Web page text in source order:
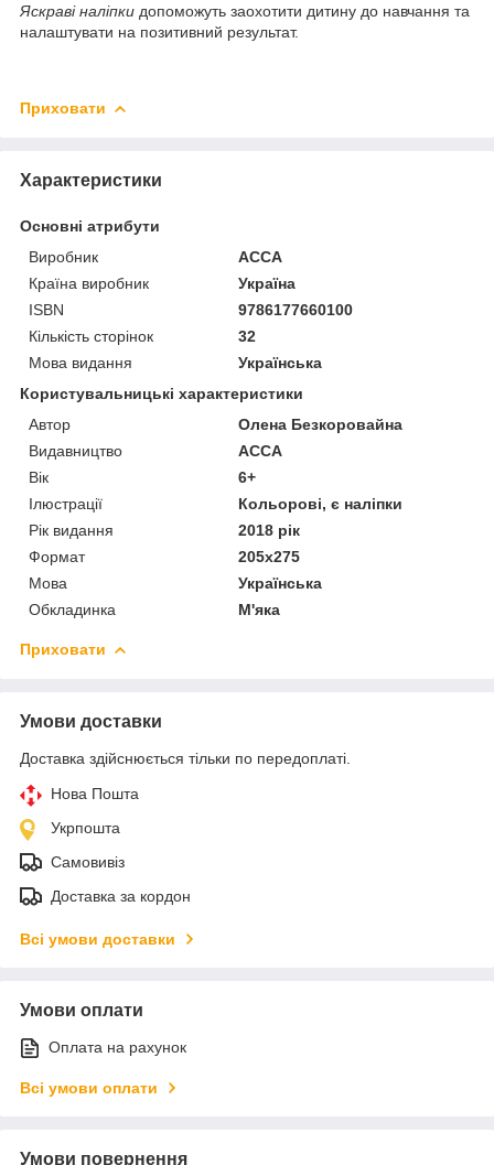
Яскраві наліпки допоможуть заохотити дитину до навчання та
налаштувати на позитивний результат.
Приховати
Характеристики
Основні атрибути
Виробник
АССА
Країна виробник
Україна
ISBN
9786177660100
Кількість сторінок
32
Мова видання
Українська
Користувальницькі характеристики
Автор
Олена Безкоровайна
Видавництво
АССА
Вік
6+
Ілюстрації
Кольорові, є наліпки
Рік видання
2018 рік
Формат
205х275
Мова
Українська
Обкладинка
М'яка
Приховати
Умови доставки
Доставка здійснюється тільки по передоплаті.
Нова Пошта
Укрпошта
Самовивіз
Доставка за кордон
Всі умови доставки
Умови оплати
Оплата на рахунок
Всі умови оплати
Умови повернення